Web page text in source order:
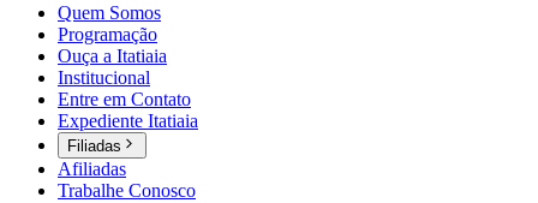
Quem Somos
Programação
Ouça a Itatiaia
Institucional
Entre em Contato
Expediente Itatiaia
Filiadas
Afiliadas
Trabalhe Conosco